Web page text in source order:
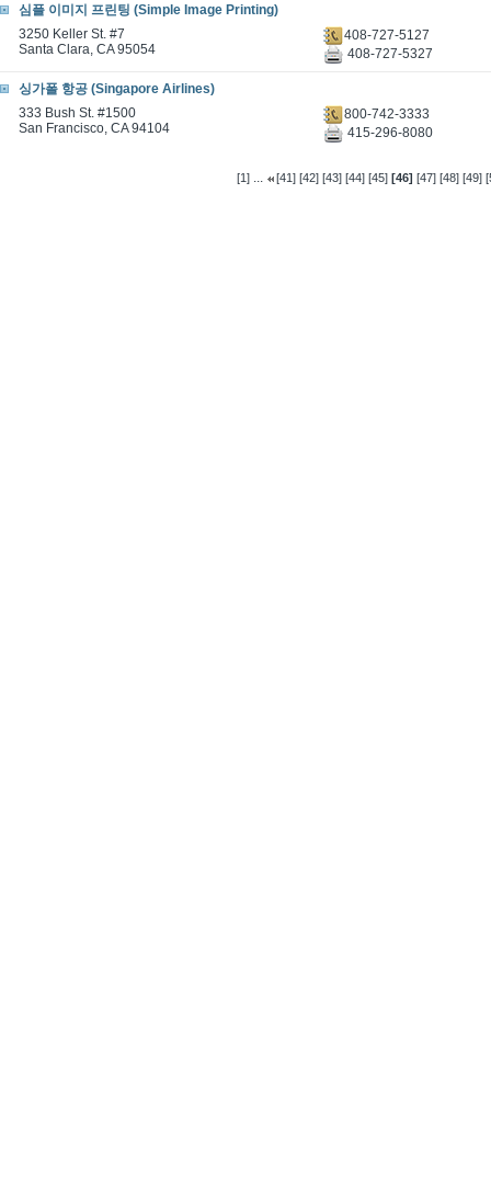
심플 이미지 프린팅 (Simple Image Printing)
3250 Keller St. #7
Santa Clara, CA 95054
408-727-5127
408-727-5327
싱가폴 항공 (Singapore Airlines)
333 Bush St. #1500
San Francisco, CA 94104
800-742-3333
415-296-8080
[1] ... [41] [42] [43] [44] [45] [46] [47] [48] [49]